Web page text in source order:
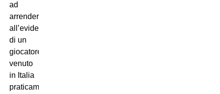
ad
arrendersi
all’evidenza
di un
giocatore
venuto
in Italia
praticamente